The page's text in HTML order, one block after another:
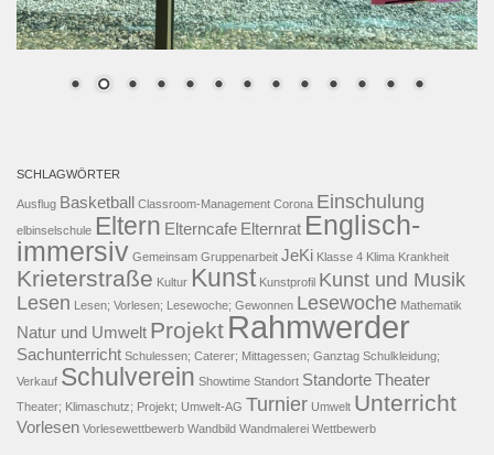
SCHLAGWÖRTER
Ausflug Basketball Classroom-Management Corona Einschulung
elbinselschule Eltern Elterncafe Elternrat Englisch-
immersiv Gemeinsam Gruppenarbeit JeKi Klasse 4 Klima Krankheit
Krieterstraße Kultur Kunst Kunstprofil Kunst und Musik
Lesen Lesen; Vorlesen; Lesewoche; Gewonnen Lesewoche Mathematik
Natur und Umwelt Projekt Rahmwerder
Sachunterricht Schulessen; Caterer; Mittagessen; Ganztag Schulkleidung;
Verkauf Schulverein Showtime Standort StandorteTheater
Theater; Klimaschutz; Projekt; Umwelt-AG Turnier Umwelt Unterricht
Vorlesen Vorlesewettbewerb Wandbild Wandmalerei Wettbewerb